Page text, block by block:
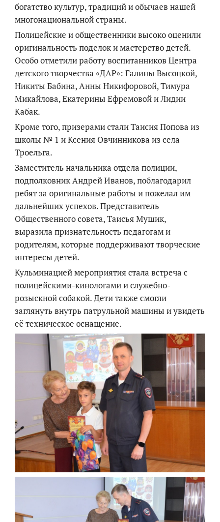
богатство культур, традиций и обычаев нашей
многонациональной страны.
Полицейские и общественники высоко оценили
оригинальность поделок и мастерство детей.
Особо отметили работу воспитанников Центра
детского творчества «ДАР»: Галины Высоцкой,
Никиты Бабина, Анны Никифоровой, Тимура
Микайлова, Екатерины Ефремовой и Лидии
Кабак.
Кроме того, призерами стали Таисия Попова из
школы № 1 и Ксения Овчинникова из села
Троельга.
Заместитель начальника отдела полиции,
подполковник Андрей Иванов, поблагодарил
ребят за оригинальные работы и пожелал им
дальнейших успехов. Представитель
Общественного совета, Таисья Мушик,
выразила признательность педагогам и
родителям, которые поддерживают творческие
интересы детей.
Кульминацией мероприятия стала встреча с
полицейскими-кинологами и служебно-
розыскной собакой. Дети также смогли
заглянуть внутрь патрульной машины и увидеть
её техническое оснащение.